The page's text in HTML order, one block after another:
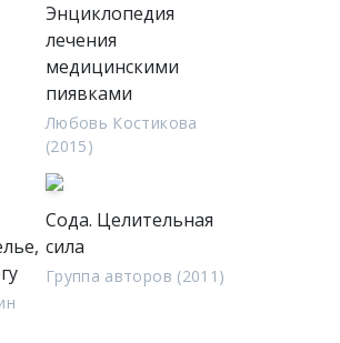
Энциклопедия
лечения
медицинскими
пиявками
Любовь Костикова
(2015)
Сода. Целительная
сила
Группа авторов (2011)